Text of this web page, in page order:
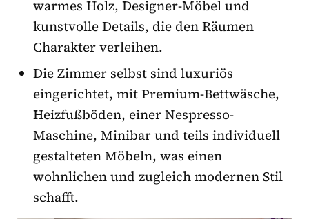
warmes Holz, Designer-Möbel und
kunstvolle Details, die den Räumen
Charakter verleihen.
Die Zimmer selbst sind luxuriös
eingerichtet, mit Premium-Bettwäsche,
Heizfußböden, einer Nespresso-
Maschine, Minibar und teils individuell
gestalteten Möbeln, was einen
wohnlichen und zugleich modernen Stil
schafft.